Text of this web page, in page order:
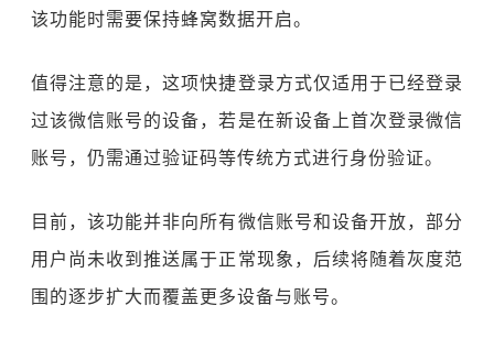
该功能时需要保持蜂窝数据开启。
值得注意的是，这项快捷登录方式仅适用于已经登录
过该微信账号的设备，若是在新设备上首次登录微信
账号，仍需通过验证码等传统方式进行身份验证。
目前，该功能并非向所有微信账号和设备开放，部分
用户尚未收到推送属于正常现象，后续将随着灰度范
围的逐步扩大而覆盖更多设备与账号。